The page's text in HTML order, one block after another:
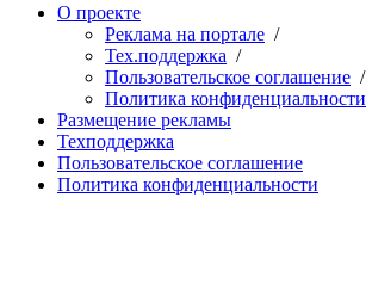
О проекте
Реклама на портале /
Тех.поддержка /
Пользовательское соглашение /
Политика конфиденциальности
Размещение рекламы
Техподдержка
Пользовательское соглашение
Политика конфиденциальности